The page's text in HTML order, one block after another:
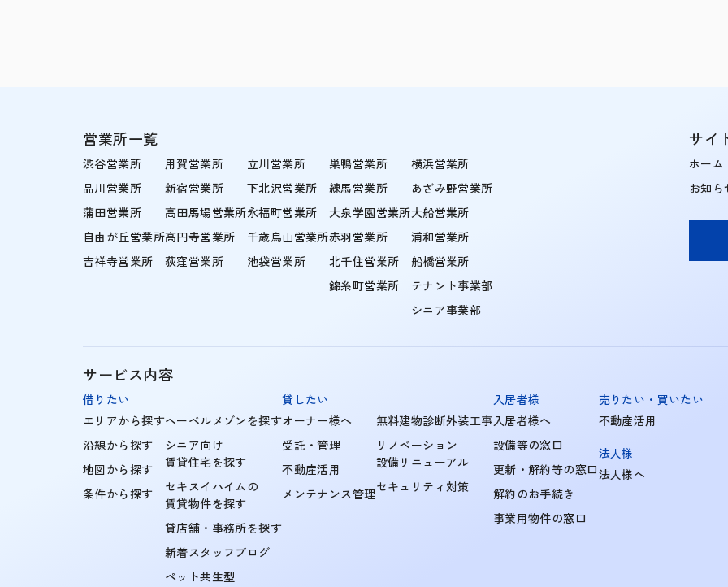
営業所一覧
渋谷営業所
品川営業所
蒲田営業所
自由が丘営業所
吉祥寺営業所
用賀営業所
新宿営業所
高田馬場営業所
高円寺営業所
荻窪営業所
立川営業所
下北沢営業所
永福町営業所
千歳烏山営業所
池袋営業所
巣鴨営業所
練馬営業所
大泉学園営業所
赤羽営業所
北千住営業所
錦糸町営業所
横浜営業所
あざみ野営業所
大船営業所
浦和営業所
船橋営業所
テナント事業部
シニア事業部
サイ
ホーム
お知ら
サービス内容
借りたい
エリアから探す
沿線から探す
地図から探す
条件から探す
ヘーベルメゾンを探す
シニア向け
賃貸住宅を探す
セキスイハイムの
賃貸物件を探す
貸店舗・事務所を探す
新着スタッフブログ
ペット共生型
貸したい
オーナー様へ
受託・管理
不動産活用
メンテナンス管理
無料建物診断外装工事
リノベーション
設備リニューアル
セキュリティ対策
入居者様
入居者様へ
設備等の窓口
更新・解約等の窓口
解約のお手続き
事業用物件の窓口
売りたい・買いたい
不動産活用
法人様
法人様へ